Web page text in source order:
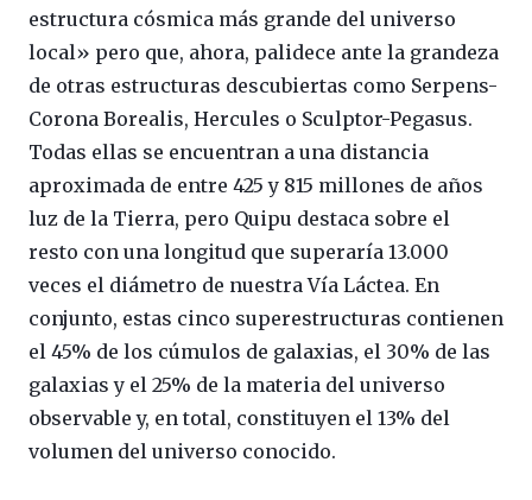
estructura cósmica más grande del universo
local» pero que, ahora, palidece ante la grandeza
de otras estructuras descubiertas como Serpens-
Corona Borealis, Hercules o Sculptor-Pegasus.
Todas ellas se encuentran a una distancia
aproximada de entre 425 y 815 millones de años
luz de la Tierra, pero Quipu destaca sobre el
resto con una longitud que superaría 13.000
veces el diámetro de nuestra Vía Láctea. En
conjunto, estas cinco superestructuras contienen
el 45% de los cúmulos de galaxias, el 30% de las
galaxias y el 25% de la materia del universo
observable y, en total, constituyen el 13% del
volumen del universo conocido.